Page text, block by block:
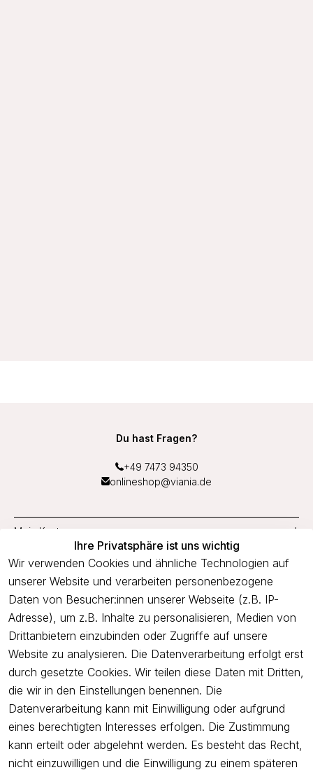
Ihre Privatsphäre ist uns wichtig
Wir verwenden Cookies und ähnliche Technologien auf
unserer Website und verarbeiten personenbezogene
Daten von Besucher:innen unserer Webseite (z.B. IP-
Adresse), um z.B. Inhalte zu personalisieren, Medien von
Drittanbietern einzubinden oder Zugriffe auf unsere
Website zu analysieren. Die Datenverarbeitung erfolgt erst
durch gesetzte Cookies. Wir teilen diese Daten mit Dritten,
die wir in den Einstellungen benennen. Die
Datenverarbeitung kann mit Einwilligung oder aufgrund
eines berechtigten Interesses erfolgen. Die Zustimmung
kann erteilt oder abgelehnt werden. Es besteht das Recht,
nicht einzuwilligen und die Einwilligung zu einem späteren
Du hast Fragen?
+49 7473 94350
onlineshop@viania.de
Mein Konto
Service
Unternehmen
Newsletter
Freue dich über 5€ Rabatt bei deiner nächsten Bestellung und
profitiere von Angeboten.
Newsletter abonnieren